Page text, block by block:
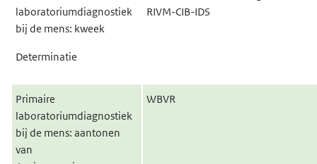
laboratoriumdiagnostiek
bij de mens: kweek
Determinatie
RIVM-CIB-IDS
Primaire
laboratoriumdiagnostiek
bij de mens: aantonen
van
WBVR